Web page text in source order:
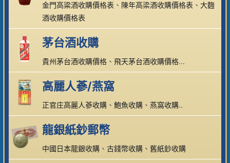
金門高粱酒收購價格表 、 陳年高梁酒收購價格表 、 大麴
酒收購價格表
茅台酒收購
貴州茅台酒收購價格 、 飛天茅台酒收購價格...
高麗人蔘/燕窩
正官庄高麗人蔘收購 、 鮑魚收購 、 燕窩收購..
龍銀紙鈔郵幣
中國日本龍銀收購 、 古錢幣收購 、 舊紙鈔收購